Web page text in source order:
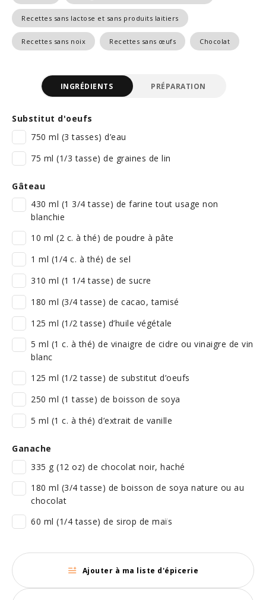
Recettes sans lactose et sans produits laitiers
Recettes sans noix Recettes sans œufs Chocolat
INGRÉDIENTS PRÉPARATION
Substitut d'oeufs
750 ml (3 tasses) d’eau
75 ml (1/3 tasse) de graines de lin
Gâteau
430 ml (1 3/4 tasse) de farine tout usage non
blanchie
10 ml (2 c. à thé) de poudre à pâte
1 ml (1/4 c. à thé) de sel
310 ml (1 1/4 tasse) de sucre
180 ml (3/4 tasse) de cacao, tamisé
125 ml (1/2 tasse) d’huile végétale
5 ml (1 c. à thé) de vinaigre de cidre ou vinaigre de vin
blanc
125 ml (1/2 tasse) de substitut d’oeufs
250 ml (1 tasse) de boisson de soya
5 ml (1 c. à thé) d’extrait de vanille
Ganache
335 g (12 oz) de chocolat noir, haché
180 ml (3/4 tasse) de boisson de soya nature ou au
chocolat
60 ml (1/4 tasse) de sirop de maïs
Ajouter à ma liste d'épicerie